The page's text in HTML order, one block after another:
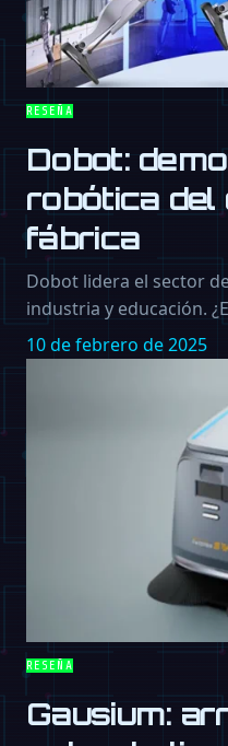
RESEÑA
Dobot:
robótica del
fábrica
Dobot lidera el sector
industria y educación.
10 de febrero de 2025
RESEÑA
Gausium: